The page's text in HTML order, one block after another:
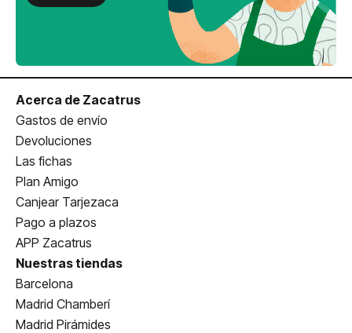
Acerca de Zacatrus
Gastos de envío
Devoluciones
Las fichas
Plan Amigo
Canjear Tarjezaca
Pago a plazos
APP Zacatrus
Nuestras tiendas
Barcelona
Madrid Chamberí
Madrid Pirámides